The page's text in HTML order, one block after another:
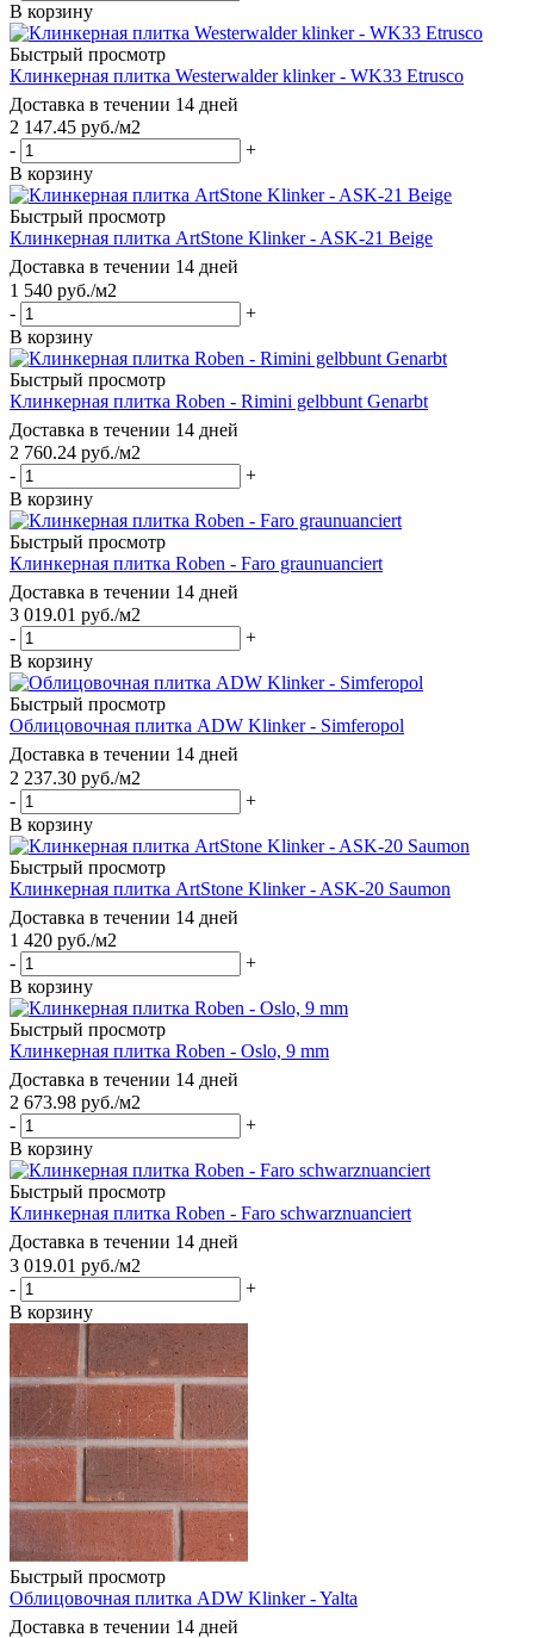
В корзину
Быстрый просмотр
Клинкерная плитка Westerwalder klinker - WK33 Etrusco
Доставка в течении 14 дней
2 147.45 руб./м2
-
+
В корзину
Быстрый просмотр
Клинкерная плитка ArtStone Klinker - ASK-21 Beige
Доставка в течении 14 дней
1 540 руб./м2
-
+
В корзину
Быстрый просмотр
Клинкерная плитка Roben - Rimini gelbbunt Genarbt
Доставка в течении 14 дней
2 760.24 руб./м2
-
+
В корзину
Быстрый просмотр
Клинкерная плитка Roben - Faro graunuanciert
Доставка в течении 14 дней
3 019.01 руб./м2
-
+
В корзину
Быстрый просмотр
Облицовочная плитка ADW Klinker - Simferopol
Доставка в течении 14 дней
2 237.30 руб./м2
-
+
В корзину
Быстрый просмотр
Клинкерная плитка ArtStone Klinker - ASK-20 Saumon
Доставка в течении 14 дней
1 420 руб./м2
-
+
В корзину
Быстрый просмотр
Клинкерная плитка Roben - Oslo, 9 mm
Доставка в течении 14 дней
2 673.98 руб./м2
-
+
В корзину
Быстрый просмотр
Клинкерная плитка Roben - Faro schwarznuanciert
Доставка в течении 14 дней
3 019.01 руб./м2
-
+
В корзину
Быстрый просмотр
Облицовочная плитка ADW Klinker - Yalta
Доставка в течении 14 дней